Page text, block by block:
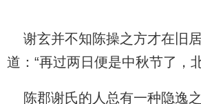
谢玄并不知陈操之方才在旧
道：“再过两日便是中秋节了，
陈郡谢氏的人总有一种隐逸